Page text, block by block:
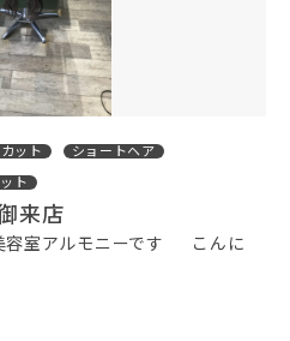
カット
ショートヘア
ト
来店
容室アルモニーです こんに